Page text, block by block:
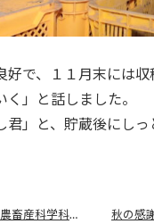
で、１１月末には
」と話しました。
」と、貯蔵後にしっ
誕生から出荷まで 高校生が手がけた豚肉販売 菊農畜産科学科中家畜専攻 秋の感